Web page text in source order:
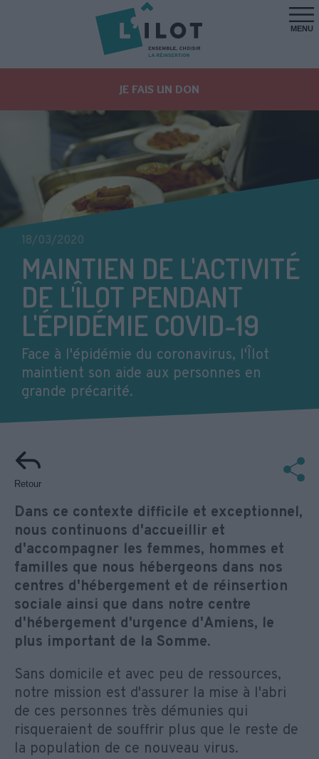
MENU
JE FAIS UN DON
18/03/2020
MAINTIEN DE L'ACTIVITÉ
DE L'ÎLOT PENDANT
L'ÉPIDÉMIE COVID-19
Face à l'épidémie du coronavirus, l'Îlot
maintient son aide aux personnes en
grande précarité.
Retour
Dans ce contexte difficile et exceptionnel,
nous continuons d'accueillir et
d'accompagner les femmes, hommes et
familles que nous hébergeons dans nos
centres d'hébergement et de réinsertion
sociale ainsi que dans notre centre
d'hébergement d'urgence d'Amiens, le
plus important de la Somme.
Sans domicile et avec peu de ressources,
notre mission est d'assurer la mise à l'abri
de ces personnes très démunies qui
risqueraient de souffrir plus que le reste de
la population de ce nouveau virus.